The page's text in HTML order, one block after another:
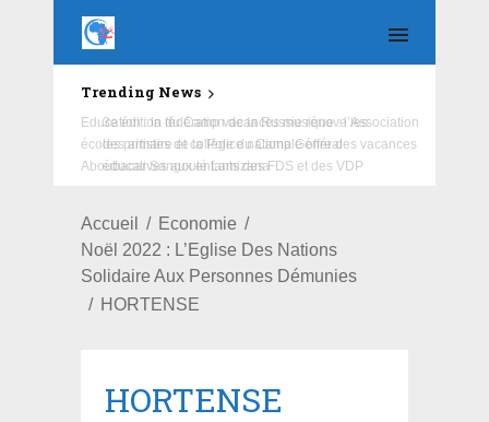
Trending News
Education : la fédération de la Russie rénove les
écoles primaire et collège du Camp Général
Aboubacar Sangoulé Lamizana
Accueil
Economie
Noël 2022 : L’Eglise Des Nations
Solidaire Aux Personnes Démunies
HORTENSE
HORTENSE